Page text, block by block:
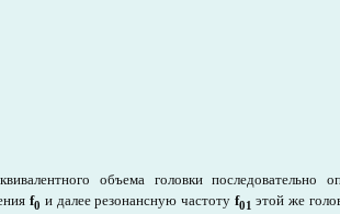
объема головки последовательно
f0 и далее резонансную частоту f01 этой же